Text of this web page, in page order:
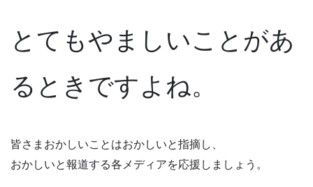
とてもやましいことがあ
るときですよね。
皆さまおかしいことはおかしいと指摘し、
おかしいと報道する各メディアを応援しましょう。